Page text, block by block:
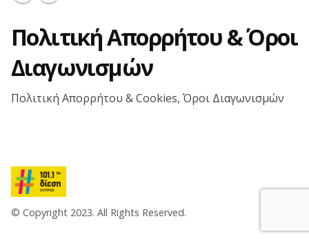
Πολιτική Απορρήτου & Όροι
Διαγωνισμών
Πολιτική Απορρήτου & Cookies, Όροι Διαγωνισμών
© Copyright 2023. All Rights Reserved.